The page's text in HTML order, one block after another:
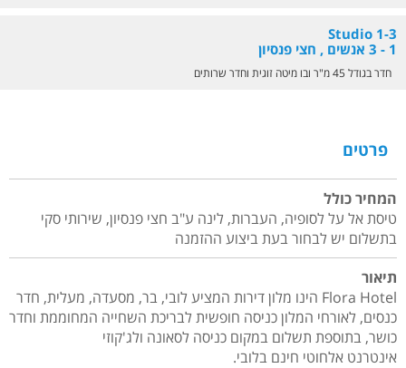
Studio 1-3
1 - 3 אנשים , חצי פנסיון
חדר בגודל 45 מ"ר ובו מיטה זוגית וחדר שרותים
פרטים
המחיר כולל
טיסת אל על לסופיה, העברות, לינה ע"ב חצי פנסיון, שירותי סקי
בתשלום יש לבחור בעת ביצוע ההזמנה
תיאור
Flora Hotel הינו מלון דירות המציע לובי, בר, מסעדה, מעלית, חדר
כנסים, לאורחי המלון כניסה חופשית לבריכת השחייה המחוממת וחדר
כושר, בתוספת תשלום במקום כניסה לסאונה ולג'קוזי
אינטרנט אלחוטי חינם בלובי.